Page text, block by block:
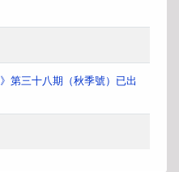
第三十八期（秋季號）已出